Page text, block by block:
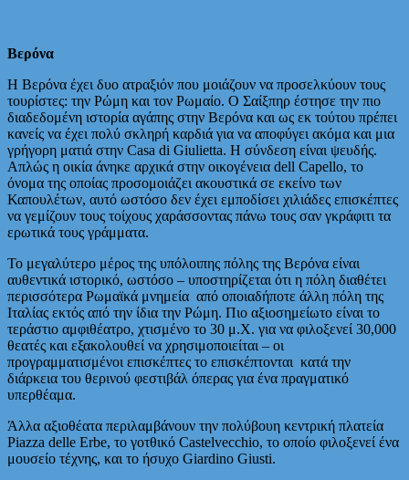
Βερόνα
Η Βερόνα έχει δυο ατραξιόν που μοιάζουν να προσελκύουν τους
τουρίστες: την Ρώμη και τον Ρωμαίο. Ο Σαίξπηρ έστησε την πιο
διαδεδομένη ιστορία αγάπης στην Βερόνα και ως εκ τούτου πρέπει
κανείς να έχει πολύ σκληρή καρδιά για να αποφύγει ακόμα και μια
γρήγορη ματιά στην Casa di Giulietta. Η σύνδεση είναι ψευδής.
Απλώς η οικία άνηκε αρχικά στην οικογένεια dell Capello, το
όνομα της οποίας προσομοιάζει ακουστικά σε εκείνο των
Καπουλέτων, αυτό ωστόσο δεν έχει εμποδίσει χιλιάδες επισκέπτες
να γεμίζουν τους τοίχους χαράσσοντας πάνω τους σαν γκράφιτι τα
ερωτικά τους γράμματα.
Το μεγαλύτερο μέρος της υπόλοιπης πόλης της Βερόνα είναι
αυθεντικά ιστορικό, ωστόσο – υποστηρίζεται ότι η πόλη διαθέτει
περισσότερα Ρωμαϊκά μνημεία από οποιαδήποτε άλλη πόλη της
Ιταλίας εκτός από την ίδια την Ρώμη. Πιο αξιοσημείωτο είναι το
τεράστιο αμφιθέατρο, χτισμένο το 30 μ.Χ. για να φιλοξενεί 30,000
θεατές και εξακολουθεί να χρησιμοποιείται – οι
προγραμματισμένοι επισκέπτες το επισκέπτονται κατά την
διάρκεια του θερινού φεστιβάλ όπερας για ένα πραγματικό
υπερθέαμα.
Άλλα αξιοθέατα περιλαμβάνουν την πολύβουη κεντρική πλατεία
Piazza delle Erbe, το γοτθικό Castelvecchio, το οποίο φιλοξενεί ένα
μουσείο τέχνης, και το ήσυχο Giardino Giusti.